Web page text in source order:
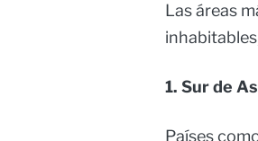
Las áreas
1. Sur de
Países